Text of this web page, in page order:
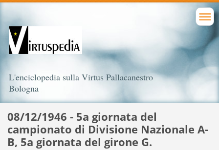
L'enciclopedia sulla Virtus Pallacanestro
Bologna
08/12/1946 - 5a giornata del
campionato di Divisione Nazionale A-
B, 5a giornata del girone G.